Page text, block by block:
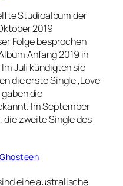
Studioalbum der
2019
Folge besprochen
Anfang 2019 in
Juli kündigten sie
die erste Single ‚Love
die
Im September
die zweite Single des
Ghosteen
eine australische